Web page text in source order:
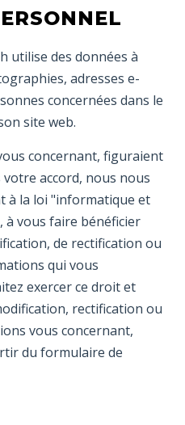
utilise des données à
adresses e-
concernées dans le
site web.
concernant, figuraient
accord, nous nous
à la loi "informatique et
à vous faire bénéficier
de rectification ou
qui vous
exercer ce droit et
rectification ou
vous concernant,
du formulaire de